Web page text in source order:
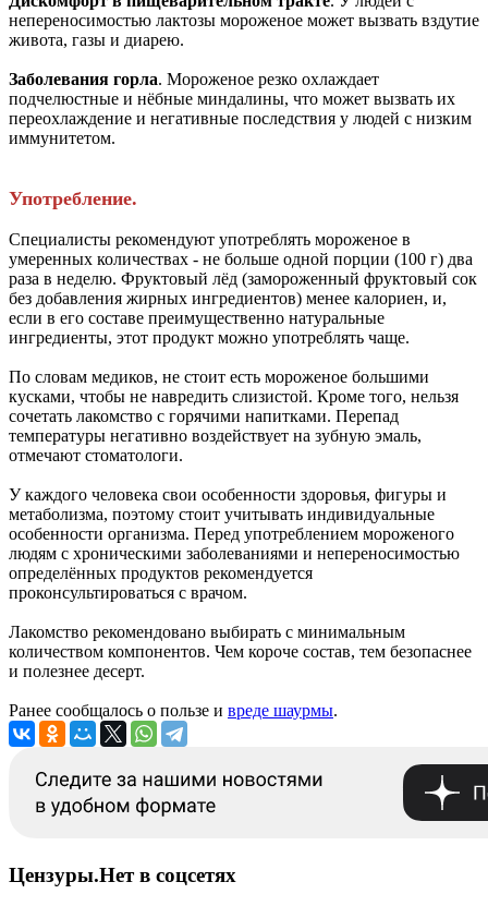
непереносимостью лактозы мороженое может вызвать вздутие
живота, газы и диарею.
Заболевания горла. Мороженое резко охлаждает
подчелюстные и нёбные миндалины, что может вызвать их
переохлаждение и негативные последствия у людей с низким
иммунитетом.
Употребление.
Специалисты рекомендуют употреблять мороженое в
умеренных количествах - не больше одной порции (100 г) два
раза в неделю. Фруктовый лёд (замороженный фруктовый сок
без добавления жирных ингредиентов) менее калориен, и,
если в его составе преимущественно натуральные
ингредиенты, этот продукт можно употреблять чаще.
По словам медиков, не стоит есть мороженое большими
кусками, чтобы не навредить слизистой. Кроме того, нельзя
сочетать лакомство с горячими напитками. Перепад
температуры негативно воздействует на зубную эмаль,
отмечают стоматологи.
У каждого человека свои особенности здоровья, фигуры и
метаболизма, поэтому стоит учитывать индивидуальные
особенности организма. Перед употреблением мороженого
людям с хроническими заболеваниями и непереносимостью
определённых продуктов рекомендуется
проконсультироваться с врачом.
Лакомство рекомендовано выбирать с минимальным
количеством компонентов. Чем короче состав, тем безопаснее
и полезнее десерт.
Ранее сообщалось о пользе и вреде шаурмы.
Цензуры.Нет в соцсетях